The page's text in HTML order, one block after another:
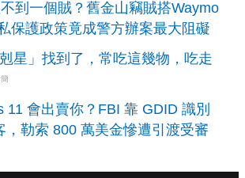
到一個賊？舊金山竊賊搭Waymo
保護政策竟成警方辦案最大阻礙
星」找到了，常吃這幾物，吃走
11 會出賣你？FBI 靠 GDID 識別
，勒索 800 萬美金慘遭引渡受審